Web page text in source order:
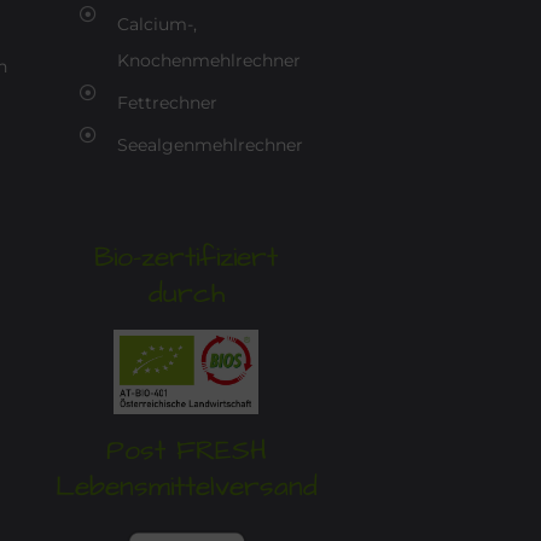
Calcium-,
Knochenmehlrechner
Fettrechner
Seealgenmehlrechner
Bio-zertifiziert
durch
Post FRESH
Lebensmittelversand